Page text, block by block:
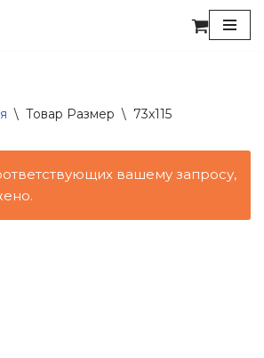
\ Товар Размер \ 73x115
вашему запросу,